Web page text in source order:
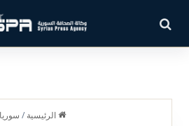
الرئيسية / سوريا